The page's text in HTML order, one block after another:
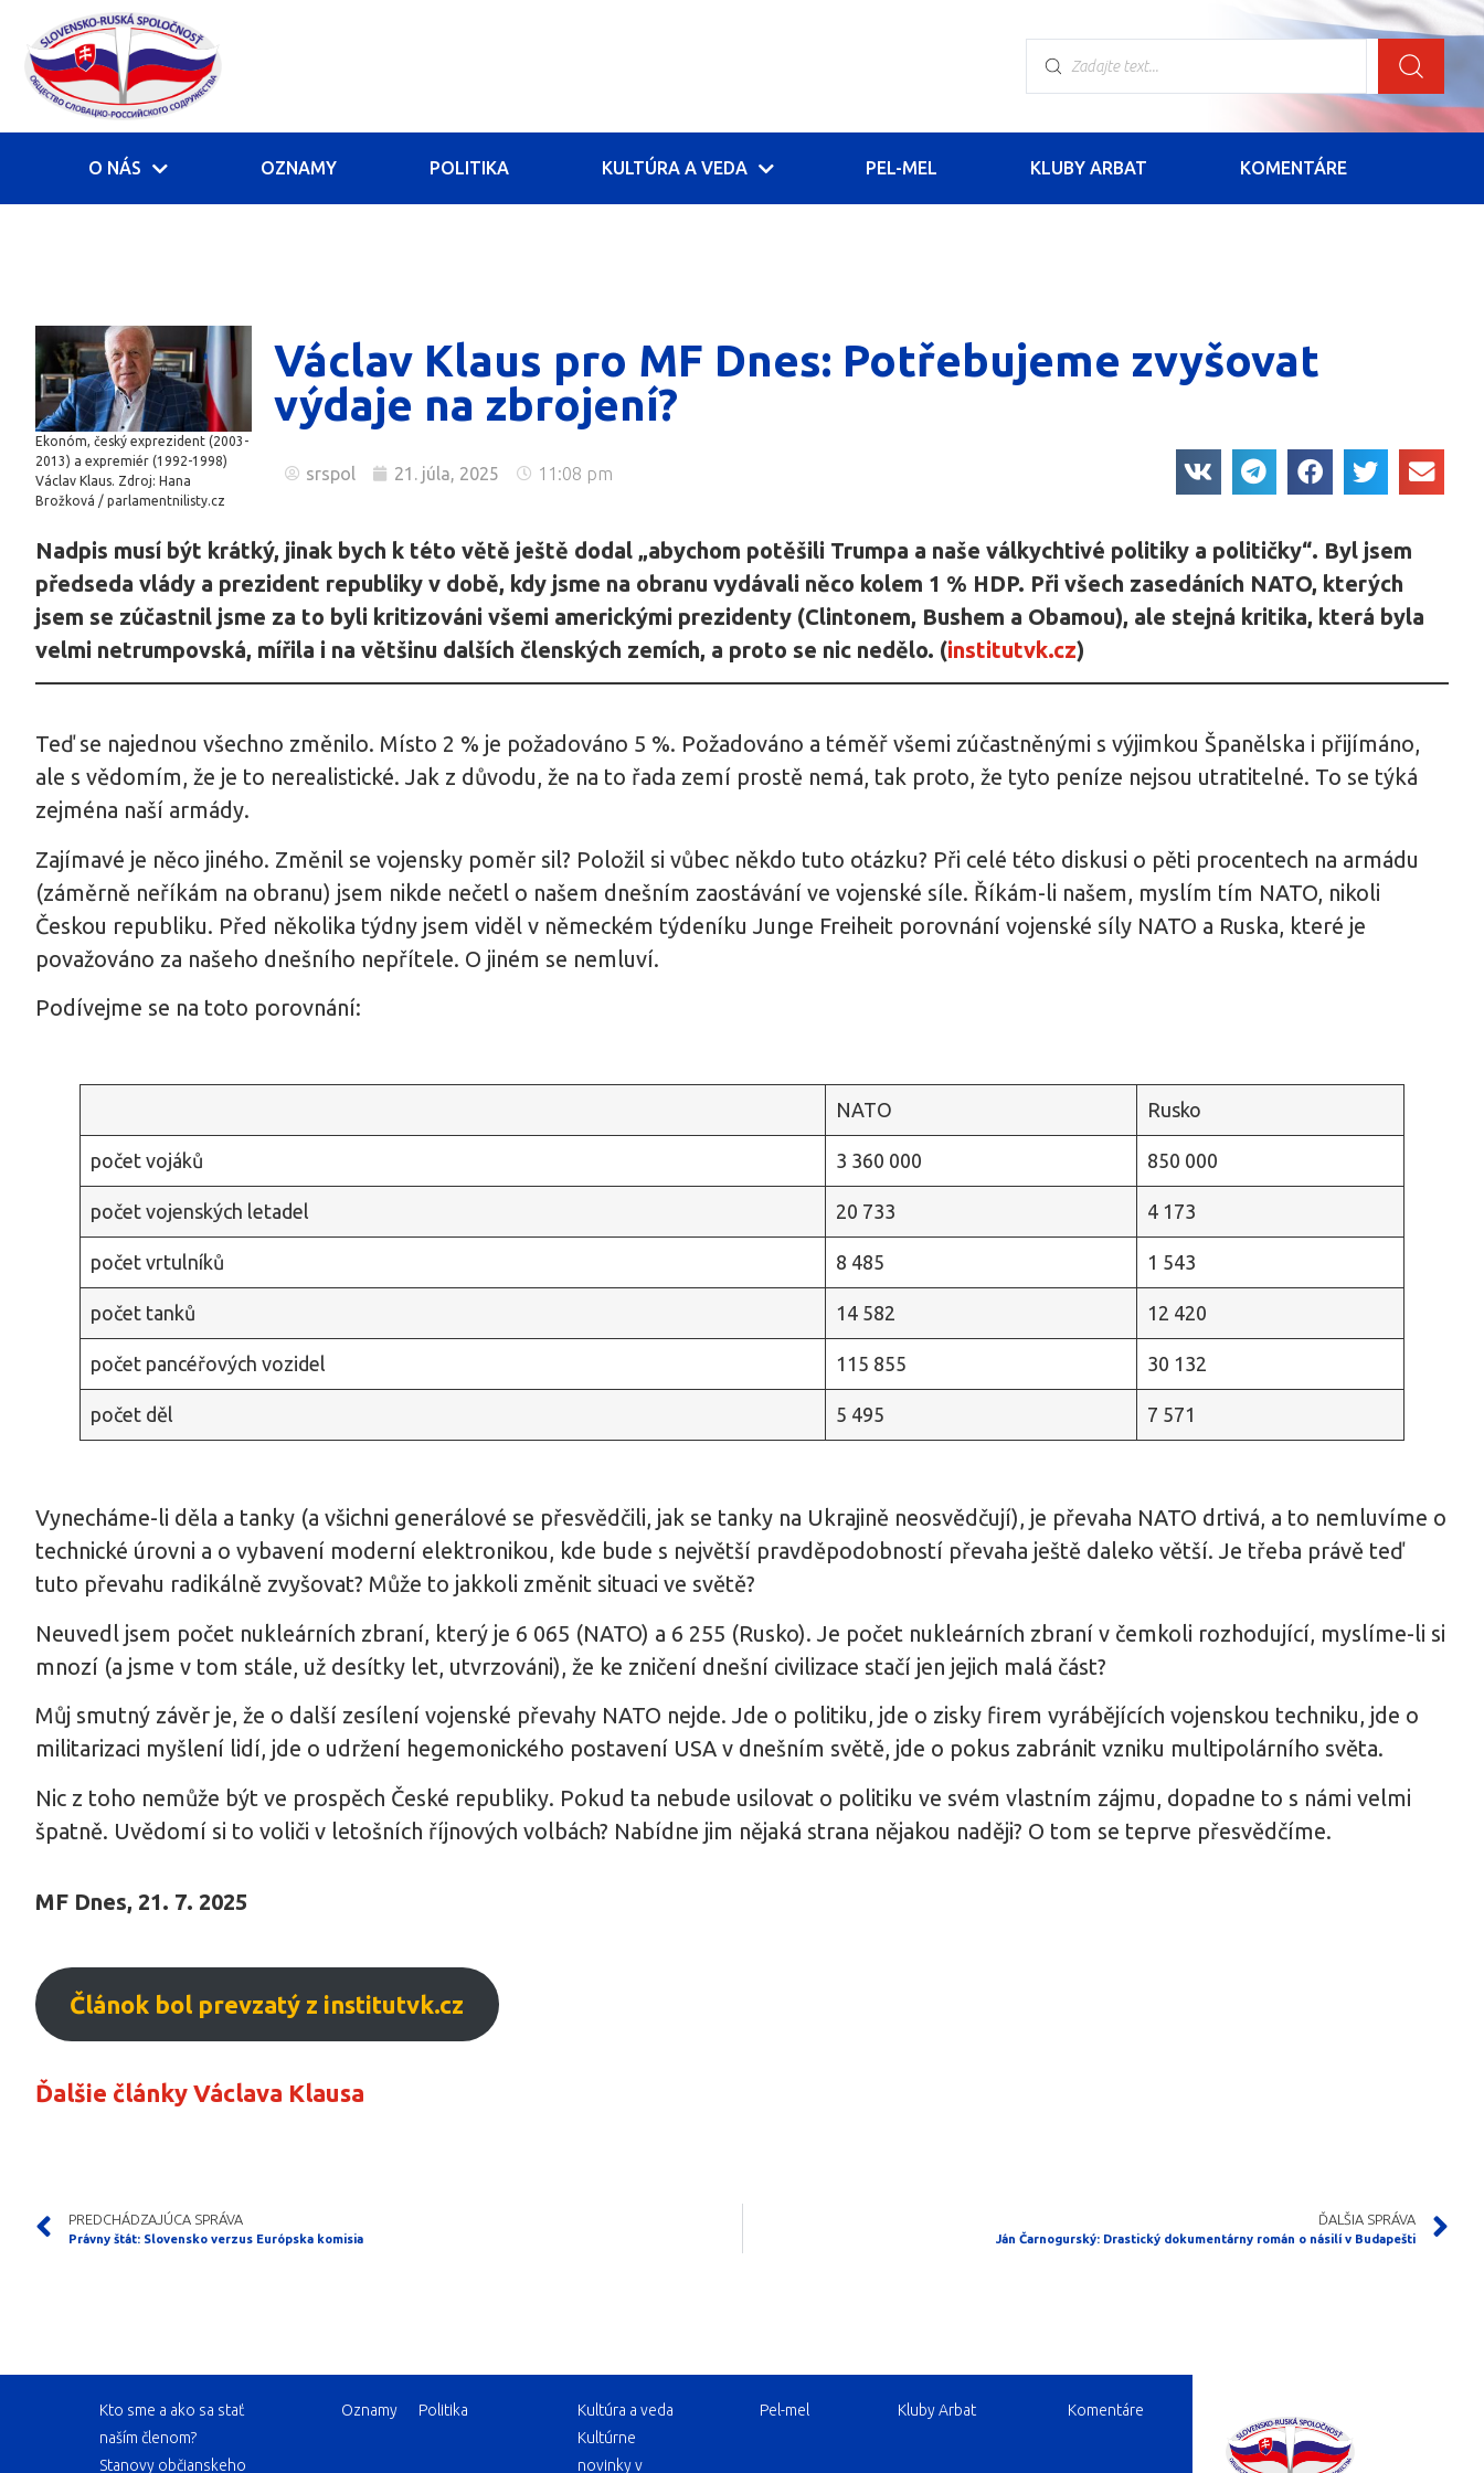
O NÁS OZNAMY POLITIKA KULTÚRA A VEDA PEL-MEL KLUBY ARBAT KOMENTÁRE
Ekonóm, český exprezident (2003-
2013) a expremiér (1992-1998)
Václav Klaus. Zdroj: Hana
Brožková / parlamentnilisty.cz
Václav Klaus pro MF Dnes: Potřebujeme zvyšovat
výdaje na zbrojení?
srspol 21. júla, 2025 11:08 pm
Nadpis musí být krátký, jinak bych k této větě ještě dodal „abychom potěšili Trumpa a naše válkychtivé politiky a političky“. Byl jsem
předseda vlády a prezident republiky v době, kdy jsme na obranu vydávali něco kolem 1 % HDP. Při všech zasedáních NATO, kterých
jsem se zúčastnil jsme za to byli kritizováni všemi americkými prezidenty (Clintonem, Bushem a Obamou), ale stejná kritika, která byla
velmi netrumpovská, mířila i na většinu dalších členských zemích, a proto se nic nedělo. (institutvk.cz)
Teď se najednou všechno změnilo. Místo 2 % je požadováno 5 %. Požadováno a téměř všemi zúčastněnými s výjimkou Španělska i přijímáno,
ale s vědomím, že je to nerealistické. Jak z důvodu, že na to řada zemí prostě nemá, tak proto, že tyto peníze nejsou utratitelné. To se týká
zejména naší armády.
Zajímavé je něco jiného. Změnil se vojensky poměr sil? Položil si vůbec někdo tuto otázku? Při celé této diskusi o pěti procentech na armádu
(záměrně neříkám na obranu) jsem nikde nečetl o našem dnešním zaostávání ve vojenské síle. Říkám-li našem, myslím tím NATO, nikoli
Českou republiku. Před několika týdny jsem viděl v německém týdeníku Junge Freiheit porovnání vojenské síly NATO a Ruska, které je
považováno za našeho dnešního nepřítele. O jiném se nemluví.
Podívejme se na toto porovnání:
NATO Rusko
počet vojáků 3 360 000 850 000
počet vojenských letadel 20 733 4 173
počet vrtulníků 8 485 1 543
počet tanků 14 582 12 420
počet pancéřových vozidel 115 855 30 132
počet děl 5 495 7 571
Vynecháme-li děla a tanky (a všichni generálové se přesvědčili, jak se tanky na Ukrajině neosvědčují), je převaha NATO drtivá, a to nemluvíme o
technické úrovni a o vybavení moderní elektronikou, kde bude s největší pravděpodobností převaha ještě daleko větší. Je třeba právě teď
tuto převahu radikálně zvyšovat? Může to jakkoli změnit situaci ve světě?
Neuvedl jsem počet nukleárních zbraní, který je 6 065 (NATO) a 6 255 (Rusko). Je počet nukleárních zbraní v čemkoli rozhodující, myslíme-li si
mnozí (a jsme v tom stále, už desítky let, utvrzováni), že ke zničení dnešní civilizace stačí jen jejich malá část?
Můj smutný závěr je, že o další zesílení vojenské převahy NATO nejde. Jde o politiku, jde o zisky firem vyrábějících vojenskou techniku, jde o
militarizaci myšlení lidí, jde o udržení hegemonického postavení USA v dnešním světě, jde o pokus zabránit vzniku multipolárního světa.
Nic z toho nemůže být ve prospěch České republiky. Pokud ta nebude usilovat o politiku ve svém vlastním zájmu, dopadne to s námi velmi
špatně. Uvědomí si to voliči v letošních říjnových volbách? Nabídne jim nějaká strana nějakou naději? O tom se teprve přesvědčíme.
MF Dnes, 21. 7. 2025
Článok bol prevzatý z institutvk.cz
Ďalšie články Václava Klausa
PREDCHÁDZAJÚCA SPRÁVA
Právny štát: Slovensko verzus Európska komisia
ĎALŠIA SPRÁVA
Ján Čarnogurský: Drastický dokumentárny román o násilí v Budapešti
Kto sme a ako sa stať
naším členom?
Stanovy občianskeho
Oznamy Politika
Kultúra a veda
Kultúrne
novinky v
Pel-mel Kluby Arbat Komentáre